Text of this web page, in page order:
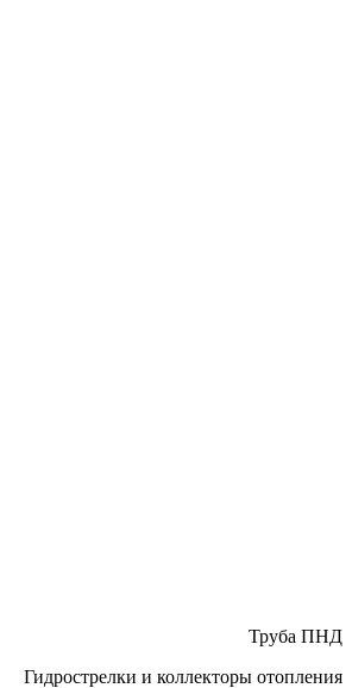
Труба ПНД
Гидрострелки и коллекторы отопления